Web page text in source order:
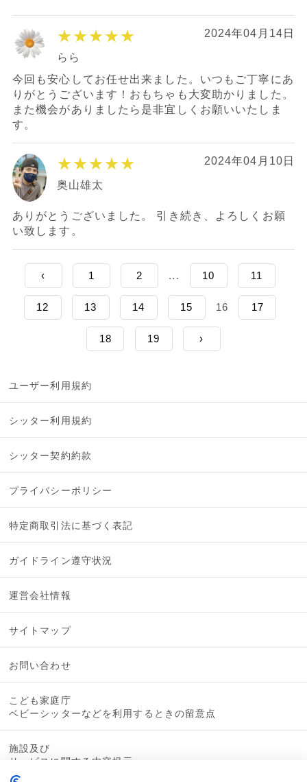
★★★★★ 2024年04月14日
らら
今回も安心してお任せ出来ました。いつもご丁寧にあ
りがとうございます！おもちゃも大変助かりました。
また機会がありましたら是非宜しくお願いいたしま
す。
★★★★★ 2024年04月10日
奥山雄太
ありがとうございました。 引き続き、よろしくお願
い致します。
‹ 1 2 ... 10 11
12 13 14 15 16 17
18 19 ›
ユーザー利用規約
シッター利用規約
シッター契約約款
プライバシーポリシー
特定商取引法に基づく表記
ガイドライン遵守状況
運営会社情報
サイトマップ
お問い合わせ
こども家庭庁
ベビーシッターなどを利用するときの留意点
施設及び
サービスに関する内容提示